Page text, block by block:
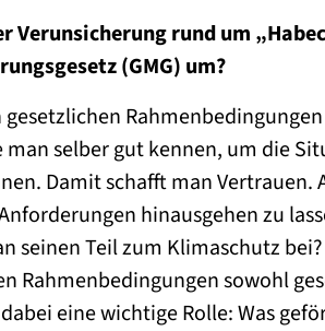
Verunsicherung rund um
(GMG) um?
gesetzlichen
selber gut kennen, um die
Damit schafft man
hinausgehen zu
seinen Teil zum Klimaschutz
Rahmenbedingungen sowohl
eine wichtige Rolle: Was